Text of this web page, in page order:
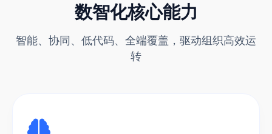
数智化核心能力
智能、协同、低代码、全端覆盖，驱动组织高效运
转